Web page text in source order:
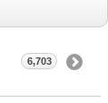
6,703